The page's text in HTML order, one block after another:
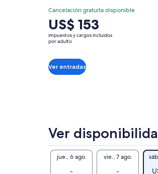
9.89.8 de 10
Excepcional
Ver las 113
opiniones
de Viator
Cancelación gratuita disponible
El
precio
es
US$ 153.
por
US$ 153
impuestos y cargos incluidos
por adulto
Ver entradas
Ver
jue., 6 ago.
-
vie., 7 ago.
-